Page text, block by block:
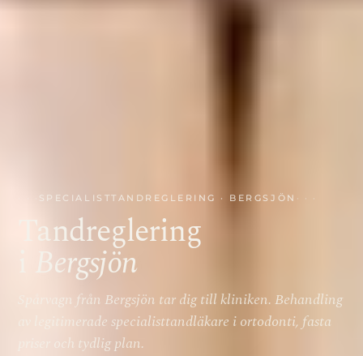
SPECIALISTTANDREGLERING · BERGSJÖN
Tandreglering
Bergsjön
Spårvagn från Bergsjön tar dig till kliniken. Behandling
av legitimerade specialisttandläkare i ortodonti, fasta
priser och tydlig plan.